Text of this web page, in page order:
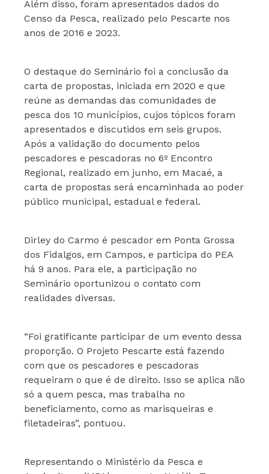
Além disso, foram apresentados dados do
Censo da Pesca, realizado pelo Pescarte nos
anos de 2016 e 2023.
O destaque do Seminário foi a conclusão da
carta de propostas, iniciada em 2020 e que
reúne as demandas das comunidades de
pesca dos 10 municípios, cujos tópicos foram
apresentados e discutidos em seis grupos.
Após a validação do documento pelos
pescadores e pescadoras no 6º Encontro
Regional, realizado em junho, em Macaé, a
carta de propostas será encaminhada ao poder
público municipal, estadual e federal.
Dirley do Carmo é pescador em Ponta Grossa
dos Fidalgos, em Campos, e participa do PEA
há 9 anos. Para ele, a participação no
Seminário oportunizou o contato com
realidades diversas.
“Foi gratificante participar de um evento dessa
proporção. O Projeto Pescarte está fazendo
com que os pescadores e pescadoras
requeiram o que é de direito. Isso se aplica não
só a quem pesca, mas trabalha no
beneficiamento, como as marisqueiras e
filetadeiras”, pontuou.
Representando o Ministério da Pesca e